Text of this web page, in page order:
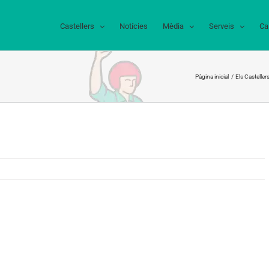
Castellers Notícies Mèdia Serveis
Pàgina inicial Els